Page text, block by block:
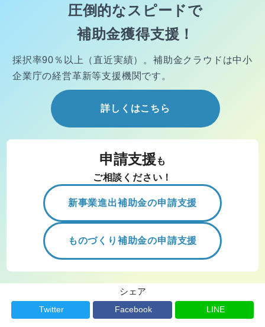
圧倒的なスピードで
補助金獲得支援！
採択率90％以上（直近実績）。 補助金クラウドは中小
企業庁の経営革新等支援機関です。
詳しくはこちら
申請支援 も
ご相談ください！
新事業進出補助金の申請支援
ものづくり補助金の申請支援
シェア
Twitter Facebook LINE